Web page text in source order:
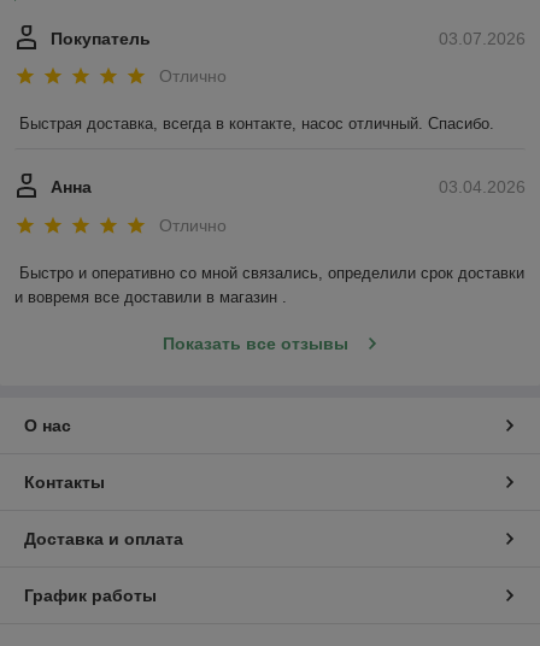
03.07.2026
Покупатель
Отлично
Быстрая доставка, всегда в контакте, насос отличный. Спасибо.
03.04.2026
Анна
Отлично
Быстро и оперативно со мной связались, определили срок доставки
и вовремя все доставили в магазин .
Показать все отзывы
О нас
Контакты
Доставка и оплата
График работы